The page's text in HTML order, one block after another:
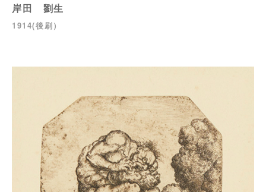
岸田 劉生
1914(後刷）